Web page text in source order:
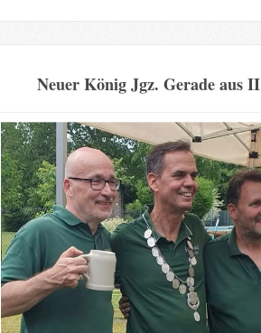
Neuer König Jgz. Gerade aus II